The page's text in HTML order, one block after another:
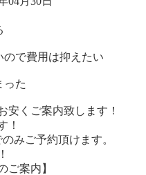
で費用は抑えたい
った
安くご案内致します！
！
みご予約頂けます。
ご案内】